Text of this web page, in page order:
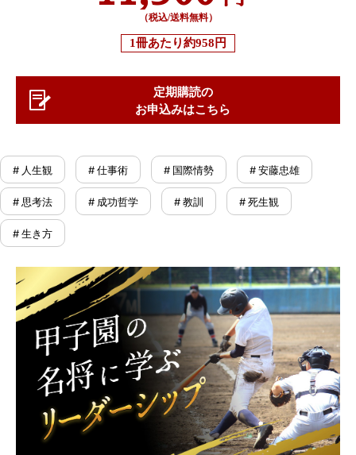
（税込/送料無料）
1冊あたり約958円
定期購読の
お申込みはこちら
# 人生観 # 仕事術 # 国際情勢 # 安藤忠雄
# 思考法 # 成功哲学 # 教訓 # 死生観
# 生き方